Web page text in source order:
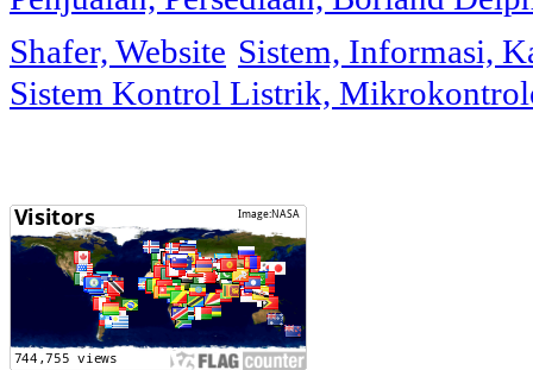
Shafer, Website Sistem, Informasi,
Sistem Kontrol Listrik,